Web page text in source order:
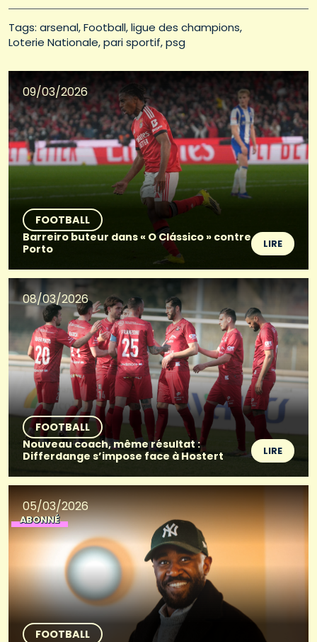
Tags: arsenal Football ligue des champions
Loterie Nationale pari sportif psg
09/03/2026
FOOTBALL
Barreiro buteur dans « O Clássico » contre
Porto
LIRE
08/03/2026
FOOTBALL
Nouveau coach, même résultat :
Differdange s’impose face à Hostert
LIRE
05/03/2026
ABONNÉ
FOOTBALL